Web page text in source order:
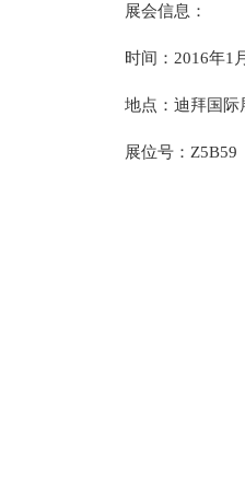
展会信息：
时间：2016年1
地点：迪拜国际
展位号：Z5B59